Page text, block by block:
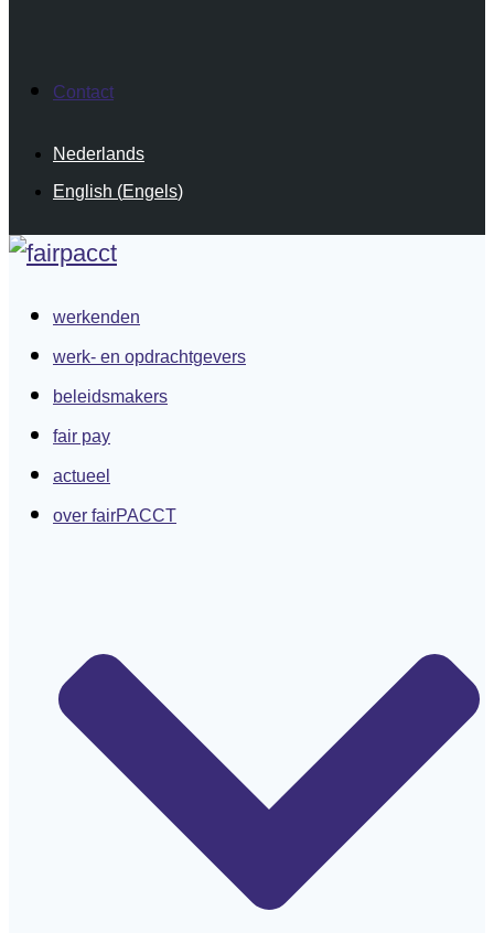
Contact
Nederlands
English (Engels)
werkenden
werk- en opdrachtgevers
beleidsmakers
fair pay
actueel
over fairPACCT